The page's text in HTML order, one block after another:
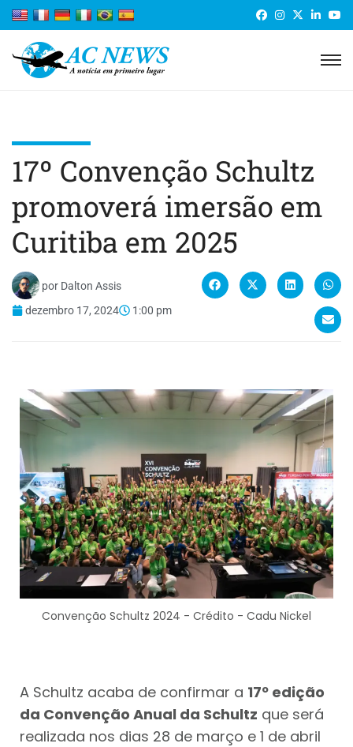
17º Convenção Schultz
promoverá imersão em
Curitiba em 2025
por Dalton Assis
dezembro 17, 2024
1:00 pm
Convenção Schultz 2024 - Crédito - Cadu Nickel
A Schultz acaba de confirmar a 17º edição
da Convenção Anual da Schultz que será
realizada nos dias 28 de março e 1 de abril